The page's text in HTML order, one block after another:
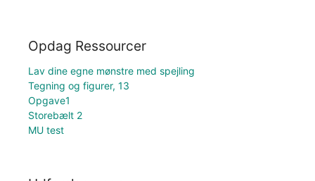
Opdag Ressourcer
Lav dine egne mønstre med spejling
Tegning og figurer, 13
Opgave1
Storebælt 2
MU test